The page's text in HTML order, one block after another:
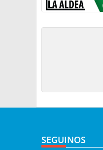
SEGUINOS